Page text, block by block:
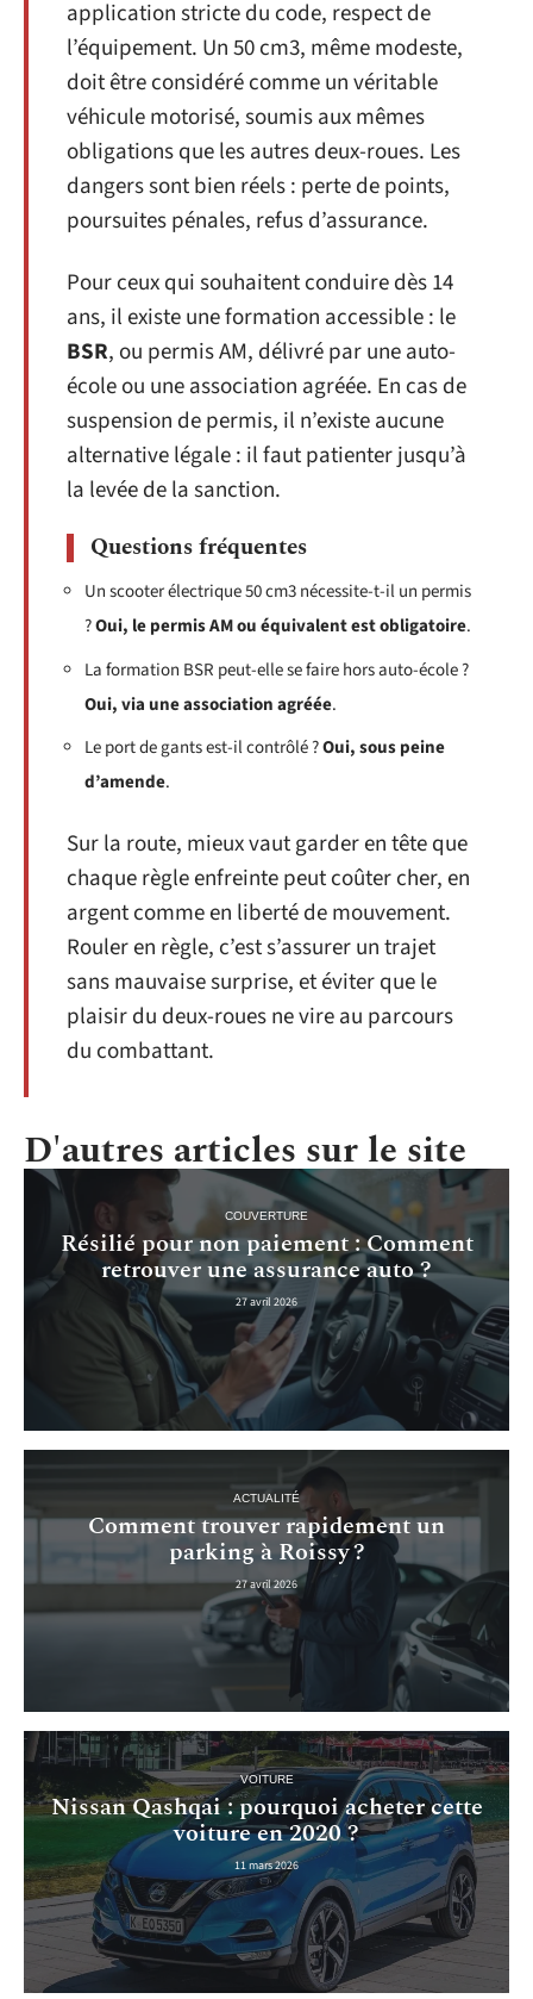
application stricte du code, respect de
l’équipement. Un 50 cm3, même modeste,
doit être considéré comme un véritable
véhicule motorisé, soumis aux mêmes
obligations que les autres deux-roues. Les
dangers sont bien réels : perte de points,
poursuites pénales, refus d’assurance.
Pour ceux qui souhaitent conduire dès 14
ans, il existe une formation accessible : le
BSR, ou permis AM, délivré par une auto-
école ou une association agréée. En cas de
suspension de permis, il n’existe aucune
alternative légale : il faut patienter jusqu’à
la levée de la sanction.
Questions fréquentes
Un scooter électrique 50 cm3 nécessite-t-il un permis
?Oui, le permis AM ou équivalent est obligatoire.
La formation BSR peut-elle se faire hors auto-école ?
Oui, via une association agréée.
Le port de gants est-il contrôlé ?Oui, sous peine
d’amende.
Sur la route, mieux vaut garder en tête que
chaque règle enfreinte peut coûter cher, en
argent comme en liberté de mouvement.
Rouler en règle, c’est s’assurer un trajet
sans mauvaise surprise, et éviter que le
plaisir du deux-roues ne vire au parcours
du combattant.
D'autres articles sur le site
COUVERTURE
Résilié pour non paiement : Comment
retrouver une assurance auto ?
27 avril 2026
ACTUALITÉ
Comment trouver rapidement un
parking à Roissy ?
27 avril 2026
VOITURE
Nissan Qashqai : pourquoi acheter cette
voiture en 2020 ?
11 mars 2026